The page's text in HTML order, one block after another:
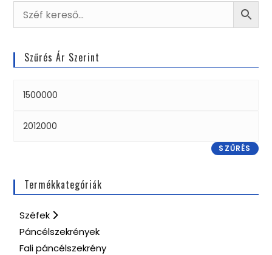
Szűrés Ár Szerint
SZŰRÉS
Termékkategóriák
Széfek
Páncélszekrények
Fali páncélszekrény